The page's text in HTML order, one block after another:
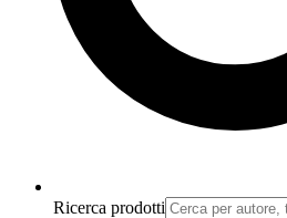
Ricerca prodotti